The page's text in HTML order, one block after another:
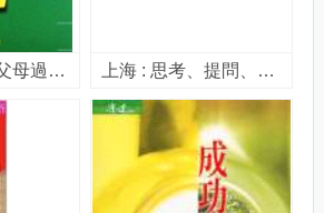
你可以自在陪父母過老年--快樂迎接銀髮生涯 / 許芳菊等撰稿 上海 : 思考、提問、表達的學習 / 許芳菊文 ; 黃建賓攝影